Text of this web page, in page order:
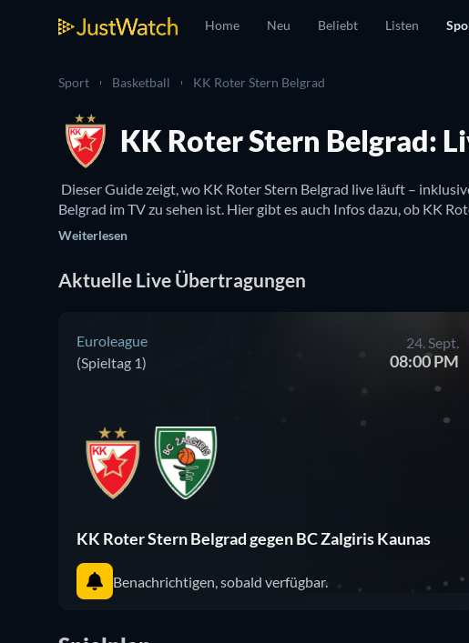
Home Neu Beliebt Listen
Sport Basketball KK Roter Stern Belgrad
KK Roter Stern Belgrad:
Dieser Guide zeigt, wo KK Roter Stern Belgrad live läuft –
Weiterlesen
Aktuelle Live Übertragungen
Euroleague
(Spieltag 1)
24. Sept.
08:00 PM
KK Roter Stern Belgrad gegen BC Zalgiris Kaunas
Benachrichtigen, sobald verfügbar.